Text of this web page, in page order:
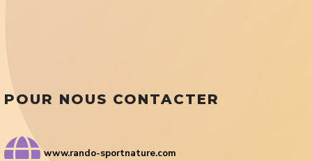
POUR NOUS CONTACTER
www.rando-sportnature.com